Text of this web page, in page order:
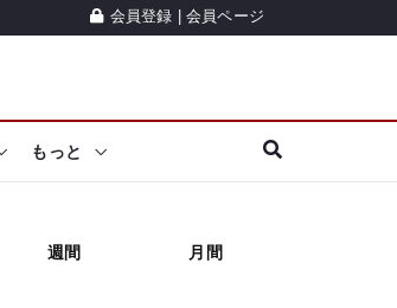
会員登録 会員ページ
もっと
週間 月間